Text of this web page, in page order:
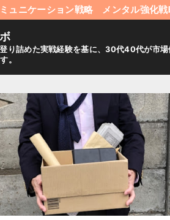
ュニケーション戦略 メンタル強化
詰めた実戦経験を基に、30代40代が市
。